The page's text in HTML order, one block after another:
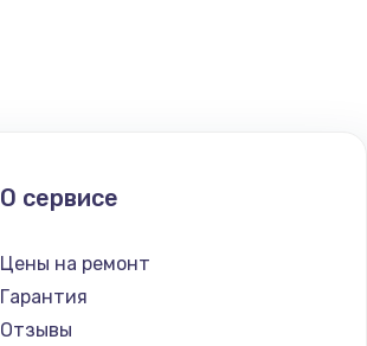
О сервисе
Цены на ремонт
Гарантия
Отзывы